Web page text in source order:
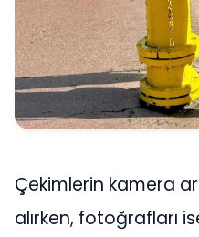
Çekimlerin kamera
alırken, fotoğrafları